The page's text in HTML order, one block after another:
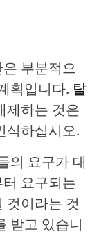
부분적으
획입니다. 탈
제하는 것은
식하십시오.
의 요구가 대
요구되는
것이라는 것
받고 있습니